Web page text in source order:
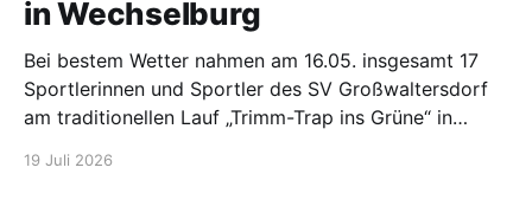
in Wechselburg
Bei bestem Wetter nahmen am 16.05. insgesamt 17
Sportlerinnen und Sportler des SV Großwaltersdorf
am traditionellen Lauf „Trimm-Trap ins Grüne“ in
konnten unsere Läuferinnen und Läufer zahlreiche
19 Juli 2026